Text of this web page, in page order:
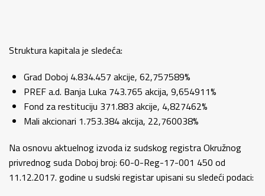
Struktura kapitala je sledeća:
Grad Doboj 4.834.457 akcije, 62,757589%
PREF a.d. Banja Luka 743.765 akcija, 9,654911%
Fond za restituciju 371.883 akcije, 4,827462%
Mali akcionari 1.753.384 akcija, 22,760038%
Na osnovu aktuelnog izvoda iz sudskog registra Okružnog
privrednog suda Doboj broj: 60-0-Reg-17-001 450 od
11.12.2017. godine u sudski registar upisani su sledeći podaci: